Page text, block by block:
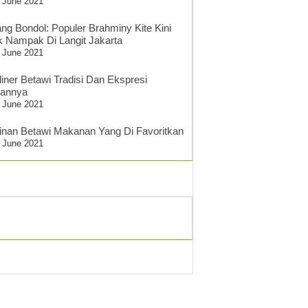
Bondol: Populer Brahminy Kite Kini
Nampak Di Langit Jakarta
June 2021
Betawi Tradisi Dan Ekspresi
June 2021
Betawi Makanan Yang Di Favoritkan
June 2021